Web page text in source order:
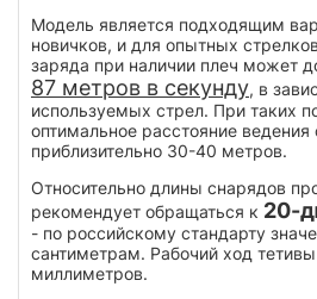
Модель является подходящим
новичков, и для опытных
заряда при наличии плеч может
87 метров в секунду, в
используемых стрел. При таких
оптимальное расстояние
приблизительно 30-40 метров.
Относительно длины снарядов
рекомендует обращаться к 20-
- по российскому стандарту
сантиметрам. Рабочий ход
миллиметров.